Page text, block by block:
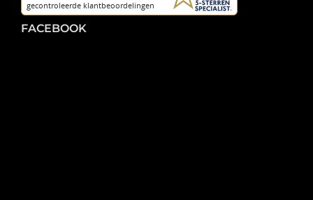
FACEBOOK